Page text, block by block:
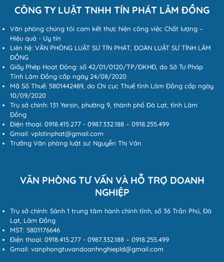
CÔNG TY LUẬT TNHH TÍN PHÁT LÂM ĐỒNG
Văn phòng chúng tôi cam kết thực hiện công việc Chất lượng –
Hiệu quả - Uy tín
Liên hệ: VĂN PHÒNG LUẬT SƯ TÍN PHÁT, ĐOÀN LUẬT SƯ TỈNH LÂM
ĐỒNG
Giấy Phép Hoạt Động: số 42/01/0120/TP/ĐKHĐ, do Sở Tư Pháp
Tỉnh Lâm Đồng cấp ngày 24/08/2020
Mã Số Thuế: 5801442489, do Chi cục Thuế tỉnh Lâm Đồng cấp ngày
10/09/2020
Trụ sở chính: 131 Yersin, phường 9, thành phố Đà Lạt, tỉnh Lâm
Đồng
Điện thoại: 0918.415.277 - 0987.332.188 – 0918.255.499
Gmail: vplstinphat@gmail.com
Trưởng Văn phòng luật sư: Nguyễn Thị Vân
VĂN PHÒNG TƯ VẤN VÀ HỖ TRỢ DOANH
NGHIỆP
Trụ sở chính: Sảnh 1 trung tâm hành chính tỉnh, số 36 Trần Phú, Đà
Lạt, Lâm Đồng
MST: 5801176646
Điện thoại: 0918.415.277 - 0987.332.188 – 0918.255.499
Gmail: vanphongtuvandoanhnghiepld@gmail.com